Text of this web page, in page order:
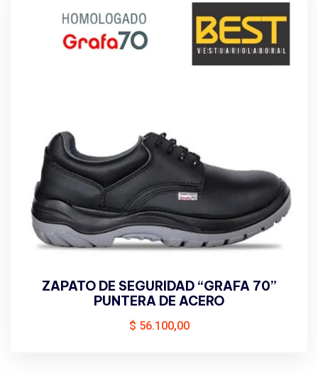
ZAPATO DE SEGURIDAD “GRAFA 70”
PUNTERA DE ACERO
$ 56.100,00